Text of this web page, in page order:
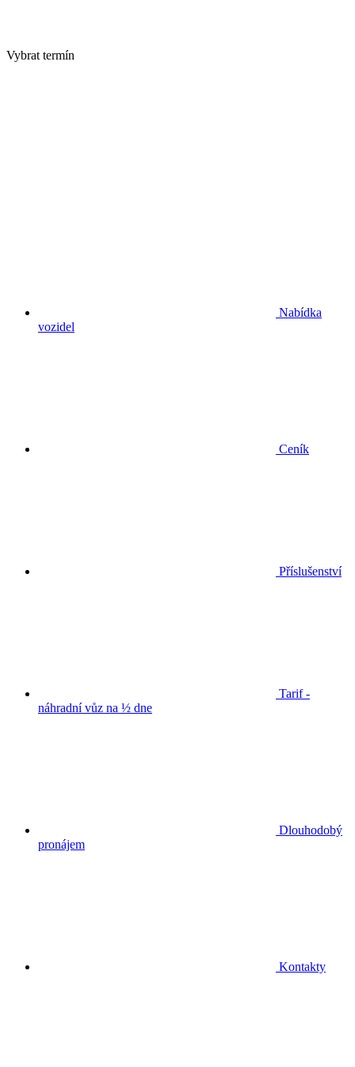
Vybrat termín
Nabídka
vozidel
Ceník
Příslušenství
Tarif -
náhradní vůz na ½ dne
Dlouhodobý
pronájem
Kontakty